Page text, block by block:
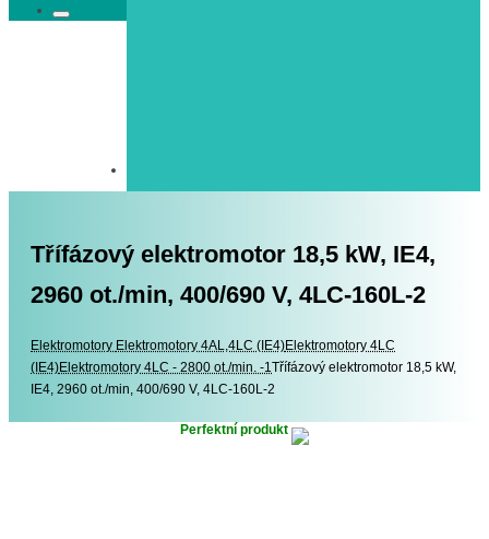
Search
Search
Třífázový elektromotor 18,5 kW, IE4,
2960 ot./min, 400/690 V, 4LC-160L-2
Elektromotory Elektromotory
Elektromotory 4AL,4LC (IE4)Elektromotory 4LC
(IE4)Elektromotory 4LC - 2800 ot./min. -1Třífázový elektromotor 18,5 kW,
IE4, 2960 ot./min, 400/690 V, 4LC-160L-2
Perfektní produkt